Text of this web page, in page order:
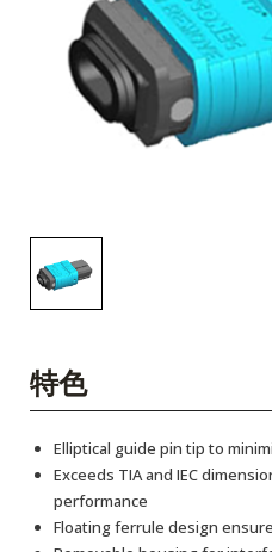
特色
Elliptical guide pin tip to
Exceeds TIA and IEC
performance
Floating ferrule design